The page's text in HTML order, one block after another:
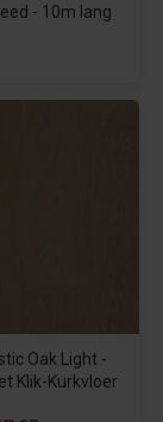
- 10m lang
Oak Light -
Klik-Kurkvloer